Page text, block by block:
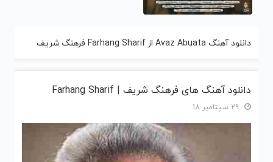
دانلود آهنگ Avaz Abuata از Farhang Sharif فرهنگ شریف
دانلود آهنگ های فرهنگ شریف | Farhang Sharif